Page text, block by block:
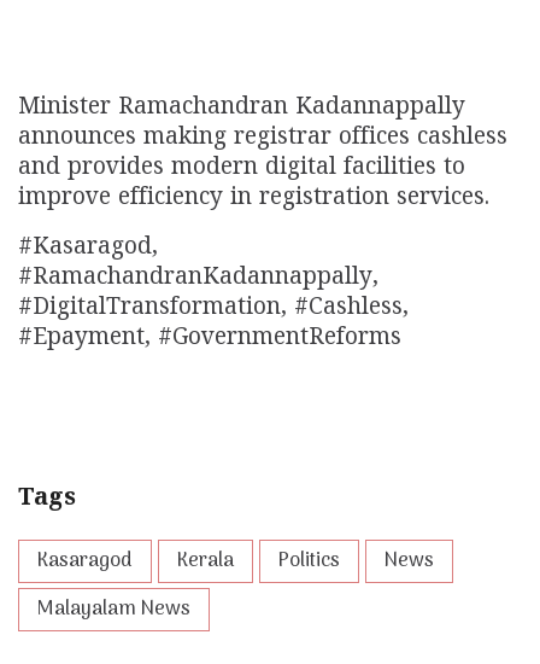
Minister Ramachandran Kadannappally
announces making registrar offices cashless
and provides modern digital facilities to
improve efficiency in registration services.
#Kasaragod,
#RamachandranKadannappally,
#DigitalTransformation, #Cashless,
#Epayment, #GovernmentReforms
Tags
Kasaragod Kerala Politics
News
Malayalam News